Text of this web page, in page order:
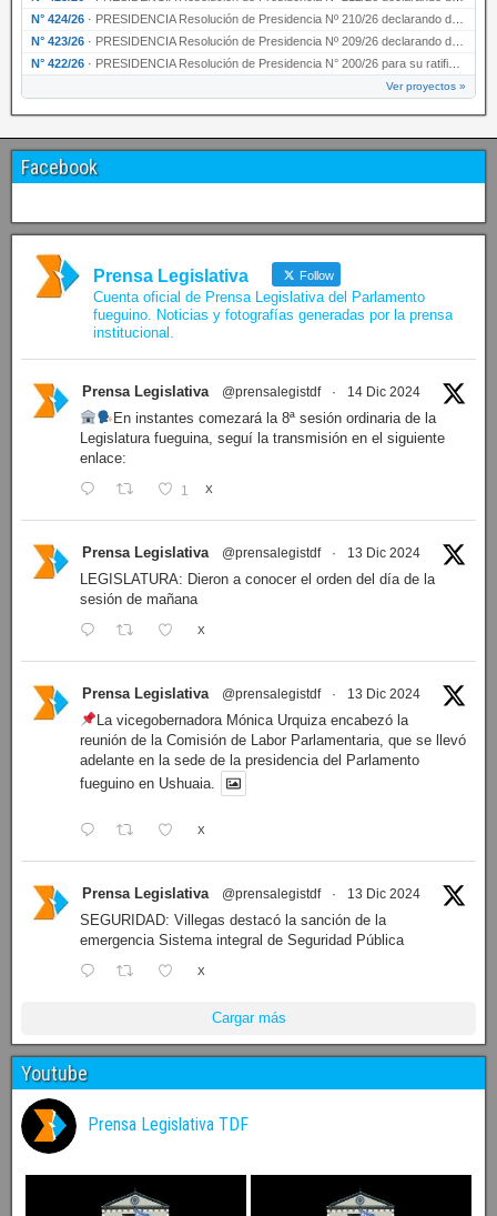
N° 424/26 · PRESIDENCIA Resolución de Presidencia Nº 210/26 declarando de interés provincial el proyec…
N° 423/26 · PRESIDENCIA Resolución de Presidencia Nº 209/26 declarando de interés provincial la presen…
N° 422/26 · PRESIDENCIA Resolución de Presidencia N° 200/26 para su ratificación.
Ver proyectos »
Facebook
Prensa Legislativa Follow
Cuenta oficial de Prensa Legislativa del Parlamento
fueguino. Noticias y fotografías generadas por la prensa
institucional.
Prensa Legislativa @prensalegistdf · 14 Dic 2024
En instantes comezará la 8ª sesión ordinaria de la
Legislatura fueguina, seguí la transmisión en el siguiente
enlace:
1 X
Prensa Legislativa @prensalegistdf · 13 Dic 2024
LEGISLATURA: Dieron a conocer el orden del día de la
sesión de mañana
X
Prensa Legislativa @prensalegistdf · 13 Dic 2024
La vicegobernadora Mónica Urquiza encabezó la
reunión de la Comisión de Labor Parlamentaria, que se llevó
adelante en la sede de la presidencia del Parlamento
fueguino en Ushuaia.
X
Prensa Legislativa @prensalegistdf · 13 Dic 2024
SEGURIDAD: Villegas destacó la sanción de la
emergencia Sistema integral de Seguridad Pública
X
Cargar más
Youtube
Prensa Legislativa TDF